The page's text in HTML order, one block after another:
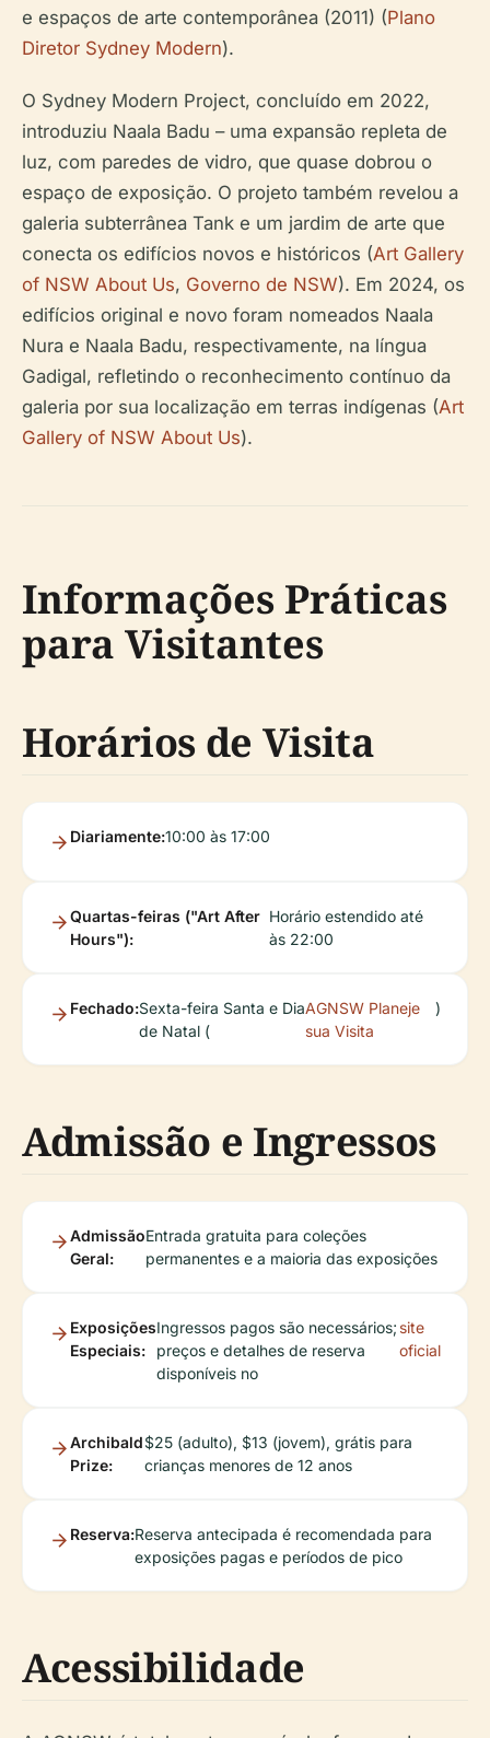
e espaços de arte contemporânea (2011) (Plano
Diretor Sydney Modern).
O Sydney Modern Project, concluído em 2022,
introduziu Naala Badu – uma expansão repleta de
luz, com paredes de vidro, que quase dobrou o
espaço de exposição. O projeto também revelou a
galeria subterrânea Tank e um jardim de arte que
conecta os edifícios novos e históricos (Art Gallery
of NSW About Us, Governo de NSW). Em 2024, os
edifícios original e novo foram nomeados Naala
Nura e Naala Badu, respectivamente, na língua
Gadigal, refletindo o reconhecimento contínuo da
galeria por sua localização em terras indígenas (Art
Gallery of NSW About Us).
Informações Práticas
para Visitantes
Horários de Visita
Diariamente:10:00 às 17:00
Quartas-feiras ("Art After
Hours"):
Horário estendido até
às 22:00
Fechado:Sexta-feira Santa e Dia
de Natal (
AGNSW Planeje
sua Visita
)
Admissão e Ingressos
Admissão
Geral:
Entrada gratuita para coleções
permanentes e a maioria das exposições
Exposições
Especiais:
Ingressos pagos são necessários;
preços e detalhes de reserva
disponíveis no
site
oficial
Archibald
Prize:
$25 (adulto), $13 (jovem), grátis para
crianças menores de 12 anos
Reserva:Reserva antecipada é recomendada para
exposições pagas e períodos de pico
Acessibilidade